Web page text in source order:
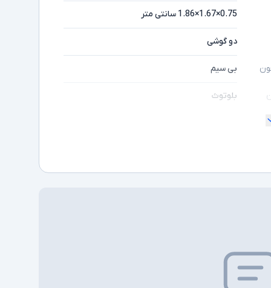
0.75×1.67×1.86 سانتی متر
دو گوشی
بی سیم
بلوتوث